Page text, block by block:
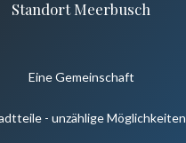
Standort Meerbusch
Eine Gemeinschaft
- unzählige Möglichkeiten